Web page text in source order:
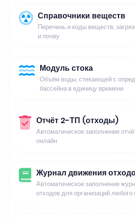
Справочники веществ
Перечень и коды веществ,
и почву
Модуль стока
Объём воды, стекающей с
бассейна в единицу времени
Отчёт 2-ТП (отходы)
Автоматическое заполнение
онлайн
Журнал движения
Автоматическое заполнение
отходов для организаций